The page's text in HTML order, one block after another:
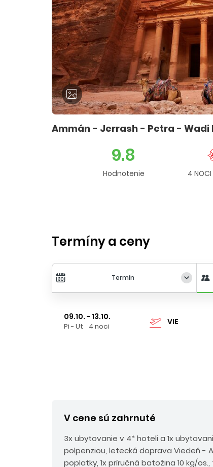
Ammán - Jerrash - Petra - Wadi
9.8
Hodnotenie 4 NOCI
Termíny a ceny
Termín
09.10. - 13.10.
Pi - Ut 4 noci VIE
V cene sú zahrnuté
3x ubytovanie v 4* hoteli a 1x
polpenziou, letecká doprava Viedeň -
poplatky, 1x príručná batožina 10 kg/os.,